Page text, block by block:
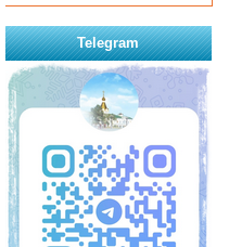
Telegram